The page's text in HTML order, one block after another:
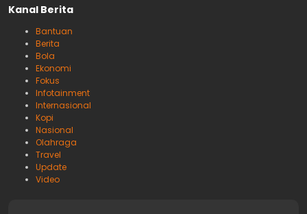
Kanal Berita
Bantuan
Berita
Bola
Ekonomi
Fokus
Infotainment
Internasional
Kopi
Nasional
Olahraga
Travel
Update
Video